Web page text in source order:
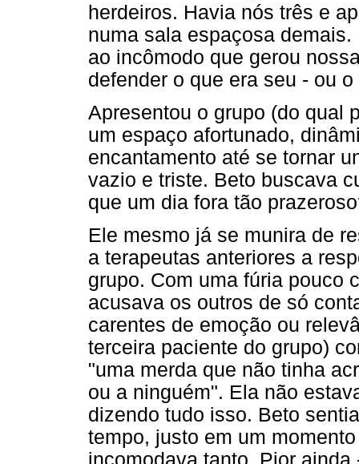
herdeiros. Havia nós três e
numa sala espaçosa
ao incômodo que gerou
defender o que era seu - ou
Apresentou o grupo (do qual
um espaço afortunado,
encantamento até se tornar
vazio e triste. Beto buscava
que um dia fora tão
Ele mesmo já se munira de
a terapeutas anteriores a
grupo. Com uma fúria pouco
acusava os outros de só
carentes de emoção ou
terceira paciente do grupo)
"uma merda que não tinha
ou a ninguém". Ela não
dizendo tudo isso. Beto
tempo, justo em um